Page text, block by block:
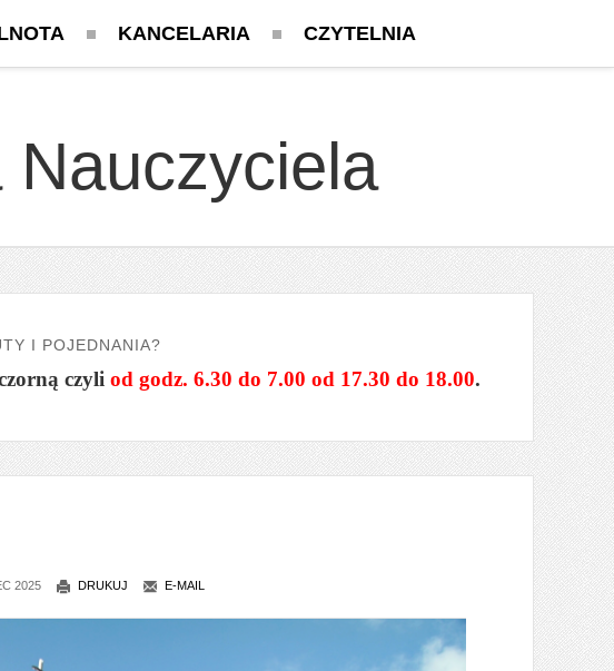
KANCELARIA CZYTELNIA
Nauczyciela
I POJEDNANIA?
czyli od godz. 6.30 do 7.00 od 17.30 do 18.00.
2025 DRUKUJ E-MAIL